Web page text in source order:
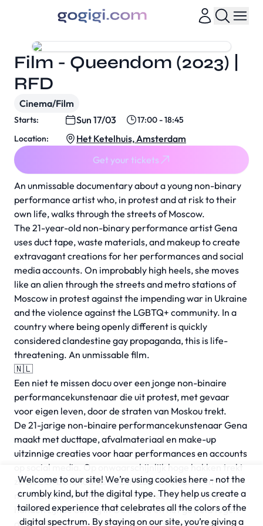
An unmissable documentary about a young non-binary
performance artist who, in protest and at risk to their
own life, walks through the streets of Moscow.
The 21-year-old non-binary performance artist Gena
uses duct tape, waste materials, and makeup to create
extravagant creations for her performances and social
media accounts. On improbably high heels, she moves
like an alien through the streets and metro stations of
Moscow in protest against the impending war in Ukraine
and the violence against the LGBTQ+ community. In a
country where being openly different is quickly
considered clandestine gay propaganda, this is life-
threatening. An unmissable film.
🇳🇱
Een niet te missen docu over een jonge non-binaire
performancekunstenaar die uit protest, met gevaar
voor eigen leven, door de straten van Moskou trekt.
De 21-jarige non-binaire performancekunstenaar Gena
maakt met ducttape, afvalmateriaal en make-up
uitzinnige creaties voor haar performances en accounts
op social media. Op onwaarschijnlijk hoge hakken trekt
ze als een buitenaards wezen door de straten en
metrostations van Moskou uit protest tegen de op
handen zijnde oorlog in Oekraïne en het geweld tegen
de LGBTQ+-gemeenschap. In een land waar openlijk
Film - Queendom (2023) |
RFD
Cinema/Film
Starts: Sun 17/03
17:00 - 18:45
Location:
Het Ketelhuis, Amsterdam
Get your tickets
Welcome to our site! We’re using cookies here - not the
crumbly kind, but the digital type. They help us create a
tailored experience that celebrates all the colors of the
digital spectrum. By staying on our site, you’re giving a